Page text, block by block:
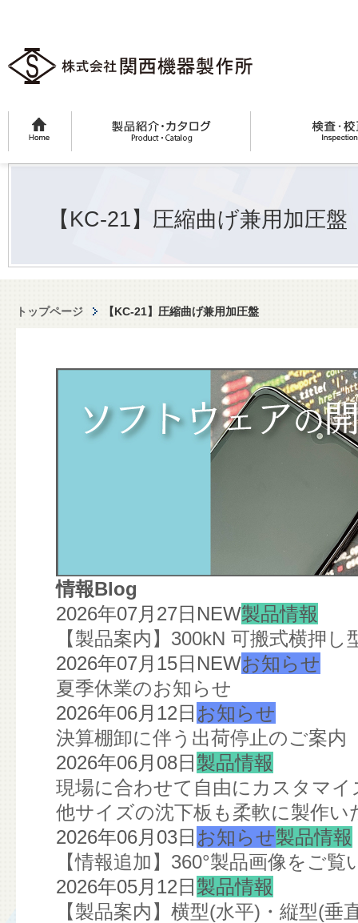
【KC-21】圧縮曲げ兼用加圧盤
トップページ 【KC-21】圧縮曲げ兼用加圧盤
情報Blog
2026年07月27日 NEW製品情報
【製品案内】300kN 可搬式横押し
2026年07月15日 NEWお知らせ
夏季休業のお知らせ
2026年06月12日 お知らせ
決算棚卸に伴う出荷停止のご案内
2026年06月08日 製品情報
現場に合わせて自由にカスタマ
他サイズの沈下板も柔軟に製作い
2026年06月03日 お知らせ製品情報
【情報追加】360°製品画像をご
2026年05月12日 製品情報
【製品案内】横型(水平)・縦型(